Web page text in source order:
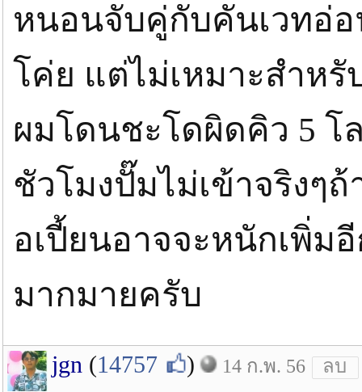
หนอนจับคู่กับคันเวทอ่อ
โค่ย แต่ไม่เหมาะสำหรั
ผมโดนชะโดผิดคิว 5 โ
ชัวโมงปั๊มไม่เข้าจริงๆ
อเปี้ยนอาจจะหนักเพิ่
มากมายครับ
jgn (14757 ) 14 ก.พ. 56 ลบ